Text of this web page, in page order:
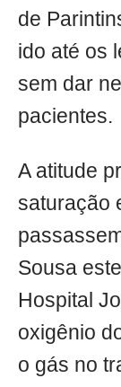
de
ido até os
sem dar
pacientes.
A atitude
saturação
Sousa
Hospital
oxigênio
o gás no